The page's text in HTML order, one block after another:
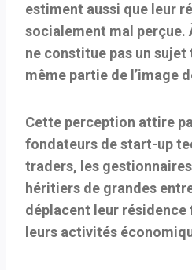
estiment aussi que leur
socialement mal perçue.
ne constitue pas un sujet
même partie de l’image
Cette perception attire
fondateurs de start-up
traders, les
héritiers de grandes
déplacent leur résidence
leurs activités